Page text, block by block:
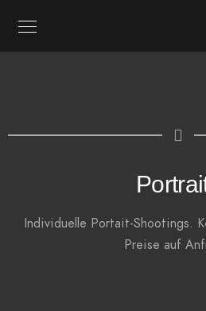
Individuelle Portait-Shootings.
Preise auf